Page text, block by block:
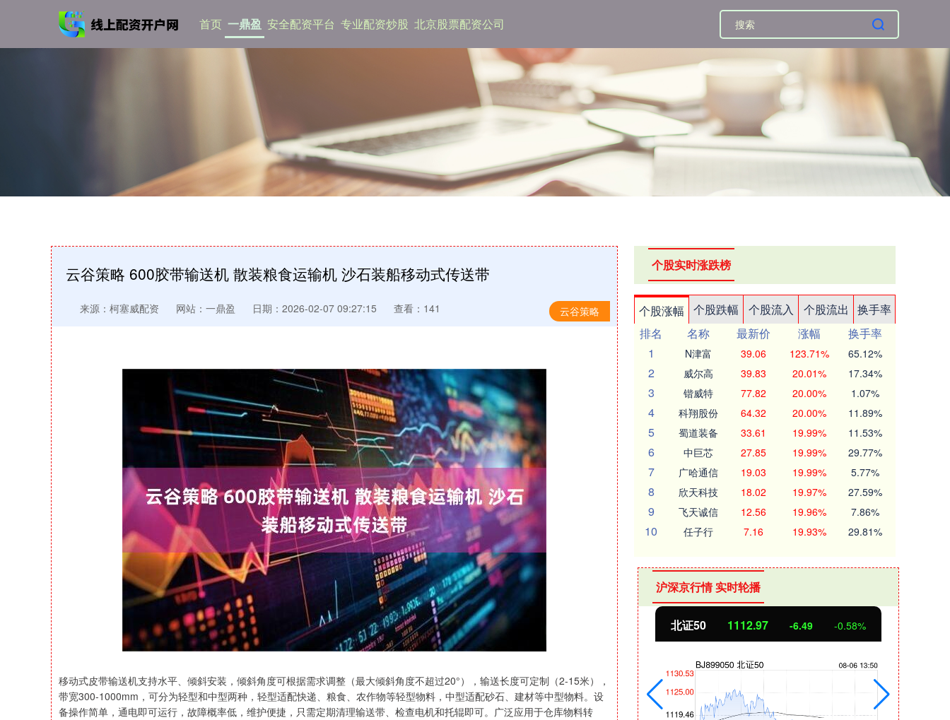
首页 一鼎盈 安全配资平台 专业配资炒股 北京股票配资公司
云谷策略 600胶带输送机 散装粮食运输机 沙石装船移动式传送带
云谷策略
来源：柯塞威配资 网站：一鼎盈 日期：2026-02-07 09:27:15 查看：141
移动式皮带输送机支持水平、倾斜安装，倾斜角度可根据需求调整（最大倾斜角度不超过20°），输送长度可定制（2-15米），
带宽300-1000mm，可分为轻型和中型两种，轻型适配快递、粮食、农作物等轻型物料，中型适配砂石、建材等中型物料。设
备操作简单，通电即可运行，故障概率低，维护便捷，只需定期清理输送带、检查电机和托辊即可。广泛应用于仓库物料转
个股实时涨跌榜
个股涨幅 个股跌幅 个股流入 个股流出
换手率
排名
名称 最新价 涨幅
换手率
1
N津富 39.06 123.71% 65.12%
2 威尔高 39.83 20.01% 17.34%
3 锴威特 77.82 20.00% 1.07%
4 科翔股份 64.32 20.00% 11.89%
5 蜀道装备 33.61 19.99% 11.53%
6 中巨芯 27.85 19.99% 29.77%
7 广哈通信 19.03 19.99% 5.77%
8 欣天科技 18.02 19.97% 27.59%
9 飞天诚信 12.56 19.96% 7.86%
10 任子行 7.16 19.93% 29.81%
沪深京行情 实时轮播
深证成指 14036.46 -107.74 -0.76% 沪深300 4632.47 北证50 1112.98 -6.48 -0.58%